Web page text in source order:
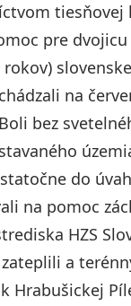
tiesňovej
pre
rokov)
na
bez
do
na pomoc
HZS
a
Hrabušickej